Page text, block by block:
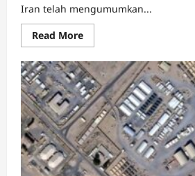
Iran telah mengumumkan...
Read MoreRead
more
Iran
Hentikan
Serangan
Balasan
yang
Menyakitkan
ke
Israel